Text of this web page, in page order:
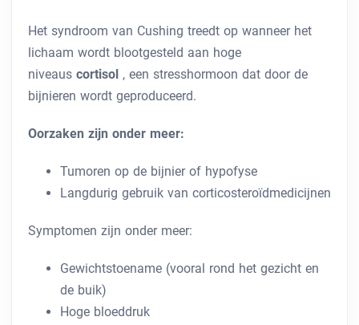
Het syndroom van Cushing treedt op wanneer het
lichaam wordt blootgesteld aan hoge
niveaus cortisol , een stresshormoon dat door de
bijnieren wordt geproduceerd.
Oorzaken zijn onder meer:
Tumoren op de bijnier of hypofyse
Langdurig gebruik van corticosteroïdmedicijnen
Symptomen zijn onder meer:
Gewichtstoename (vooral rond het gezicht en
de buik)
Hoge bloeddruk